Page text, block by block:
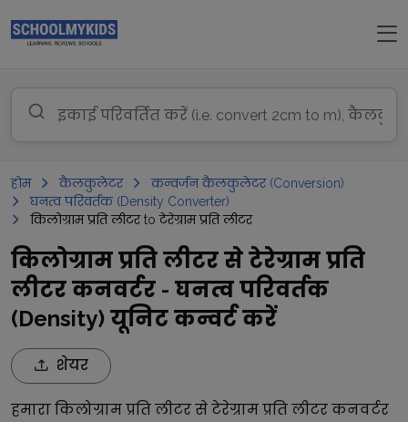
होम कैलकुलेटर
कन्वर्जन कैलकुलेटर (Conversion)
घनत्व परिवर्तक (Density Converter)
किलोग्राम प्रति लीटर to टेरेग्राम प्रति लीटर
किलोग्राम प्रति लीटर से टेरेग्राम प्रति
लीटर कनवर्टर - घनत्व परिवर्तक
(Density) यूनिट कन्वर्ट करें
शेयर
हमाराकिलोग्राम प्रति लीटरसेटेरेग्राम प्रति लीटरकनवर्टर